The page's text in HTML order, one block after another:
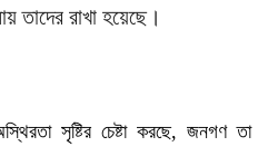
তাদের রাখা হয়েছে।
সৃষ্টির চেষ্টা করছে, জনগণ তা